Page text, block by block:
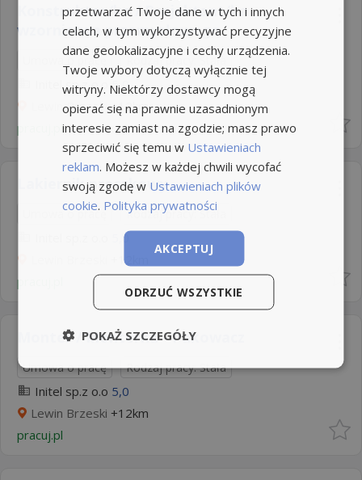
Konstruktor/ka / Projektant/ka
wzornictwa przemysłowego
Umowa o pracę Rodzaj pracy: Stała
Initel sp.z o.o 5,0
Lewin Brzeski+12km
pracuj.pl
Lakiernik proszkowy
Umowa o pracę Rodzaj pracy: Stała
5,0
+12km
pracuj.pl
Monter / Monterka - Pakowacz
Umowa o pracę Rodzaj pracy: Stała
Initel sp.z o.o 5,0
Lewin Brzeski +12km
pracuj.pl
przetwarzać Twoje dane w tych i innych
celach, w tym wykorzystywać precyzyjne
dane geolokalizacyjne i cechy urządzenia.
Twoje wybory dotyczą wyłącznie tej
witryny. Niektórzy dostawcy mogą
opierać się na prawnie uzasadnionym
interesie zamiast na zgodzie; masz prawo
sprzeciwić się temu w Ustawieniach
reklam. Możesz w każdej chwili wycofać
swoją zgodę w Ustawieniach plików
cookie. Polityka prywatności
AKCEPTUJ
ODRZUĆ WSZYSTKIE
POKAŻ SZCZEGÓŁY